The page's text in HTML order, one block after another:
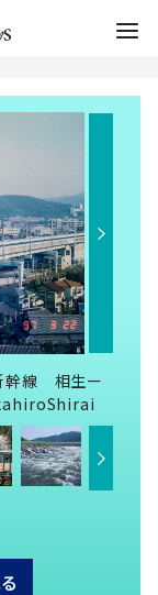
幹線 相生ー